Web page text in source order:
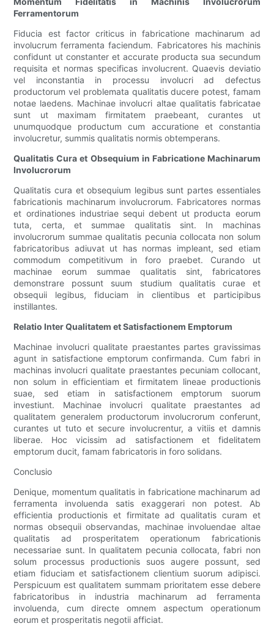
Ferramentorum
Fiducia est factor criticus in fabricatione machinarum ad
involucrum ferramenta faciendum. Fabricatores his machinis
confidunt ut constanter et accurate producta sua secundum
requisita et normas specificas involucrent. Quaevis deviatio
vel inconstantia in processu involucri ad defectus
productorum vel problemata qualitatis ducere potest, famam
notae laedens. Machinae involucri altae qualitatis fabricatae
sunt ut maximam firmitatem praebeant, curantes ut
unumquodque productum cum accuratione et constantia
involucretur, summis qualitatis normis obtemperans.
Qualitatis Cura et Obsequium in Fabricatione Machinarum
Involucrorum
Qualitatis cura et obsequium legibus sunt partes essentiales
fabricationis machinarum involucrorum. Fabricatores normas
et ordinationes industriae sequi debent ut producta eorum
tuta, certa, et summae qualitatis sint. In machinas
involucrorum summae qualitatis pecunia collocata non solum
fabricatoribus adiuvat ut has normas impleant, sed etiam
commodum competitivum in foro praebet. Curando ut
machinae eorum summae qualitatis sint, fabricatores
demonstrare possunt suum studium qualitatis curae et
obsequii legibus, fiduciam in clientibus et participibus
instillantes.
Relatio Inter Qualitatem et Satisfactionem Emptorum
Machinae involucri qualitate praestantes partes gravissimas
agunt in satisfactione emptorum confirmanda. Cum fabri in
machinas involucri qualitate praestantes pecuniam collocant,
non solum in efficientiam et firmitatem lineae productionis
suae, sed etiam in satisfactionem emptorum suorum
investiunt. Machinae involucri qualitate praestantes ad
qualitatem generalem productorum involucrorum conferunt,
curantes ut tuto et secure involucrentur, a vitiis et damnis
liberae. Hoc vicissim ad satisfactionem et fidelitatem
emptorum ducit, famam fabricatoris in foro solidans.
Conclusio
Denique, momentum qualitatis in fabricatione machinarum ad
ferramenta involuenda satis exaggerari non potest. Ab
efficientia productionis et firmitate ad qualitatis curam et
normas obsequii observandas, machinae involuendae altae
qualitatis ad prosperitatem operationum fabricationis
necessariae sunt. In qualitatem pecunia collocata, fabri non
solum processus productionis suos augere possunt, sed
etiam fiduciam et satisfactionem clientium suorum adipisci.
Perspicuum est qualitatem summam prioritatem esse debere
fabricatoribus in industria machinarum ad ferramenta
involuenda, cum directe omnem aspectum operationum
eorum et prosperitatis negotii afficiat.